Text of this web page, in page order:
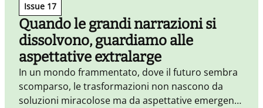
Issue 17
Quando le grandi narrazioni si
dissolvono, guardiamo alle
aspettative extralarge
In un mondo frammentato, dove il futuro sembra
scomparso, le trasformazioni non nascono da
soluzioni miracolose ma da aspettative emergenti